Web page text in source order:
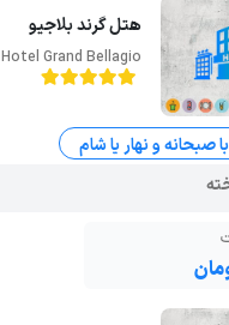
هتل گرند بلاجیو
Hotel Grand Bellagio
با صبحانه و نهار یا شام